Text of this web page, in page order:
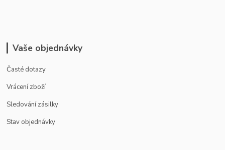
Vaše objednávky
Časté dotazy
Vrácení zboží
Sledování zásilky
Stav objednávky